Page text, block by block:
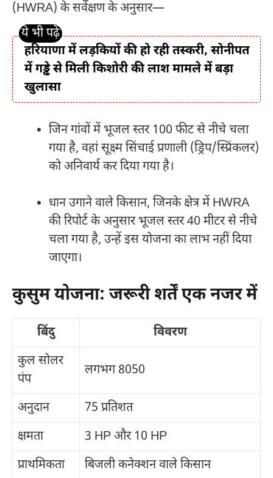
(HWRA) के सर्वेक्षण के अनुसार—
हरियाणा में लड़कियों की हो रही तस्करी, सोनीपत
में गड्ढे से मिली किशोरी की लाश मामले में बड़ा
खुलासा
जिन गांवों में भूजल स्तर 100 फीट से नीचे चला
गया है, वहां सूक्ष्म सिंचाई प्रणाली (ड्रिप/स्प्रिंकलर)
को अनिवार्य कर दिया गया है।
धान उगाने वाले किसान, जिनके क्षेत्र में HWRA
की रिपोर्ट के अनुसार भूजल स्तर 40 मीटर से नीचे
चला गया है, उन्हें इस योजना का लाभ नहीं दिया
जाएगा।
कुसुम योजना: जरूरी शर्तें एक नजर में
बिंदु
विवरण
कुल सोलर
पंप
लगभग 8050
अनुदान
75 प्रतिशत
क्षमता
3 HP और 10 HP
प्राथमिकता
बिजली कनेक्शन वाले किसान